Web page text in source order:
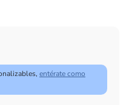
entérate como